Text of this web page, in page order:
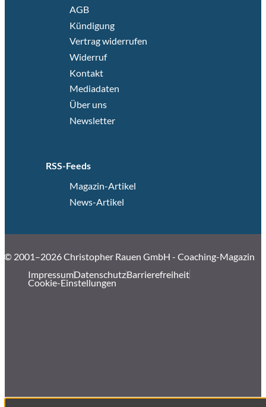
AGB
Kündigung
Vertrag widerrufen
Widerruf
Kontakt
Mediadaten
Über uns
Newsletter
RSS-Feeds
Magazin-Artikel
News-Artikel
© 2001–2026 Christopher Rauen GmbH - Coaching-Magazin
ImpressumDatenschutzBarrierefreiheit
Cookie-Einstellungen